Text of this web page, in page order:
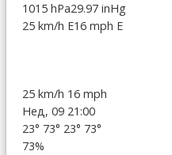
1015 hPa29.97 inHg
25 km/h E16 mph E
25 km/h 16 mph
Нед, 09 21:00
23° 73° 23° 73°
73%